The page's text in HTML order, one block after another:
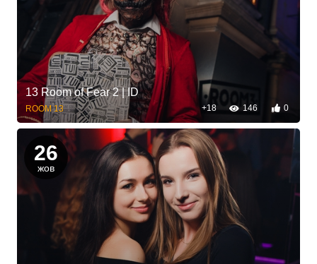
13 Room of Fear 2 | ID
ROOM 13 +18 146 0
26
жов